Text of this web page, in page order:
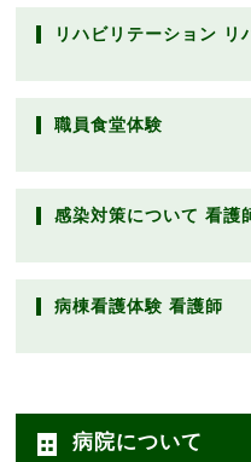
リハビリテーション リ
職員食堂体験
感染対策について 看護
病棟看護体験 看護師
病院について